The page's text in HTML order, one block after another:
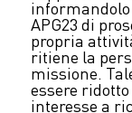
APG23 di
propria
ritiene la
missione.
essere
interesse a